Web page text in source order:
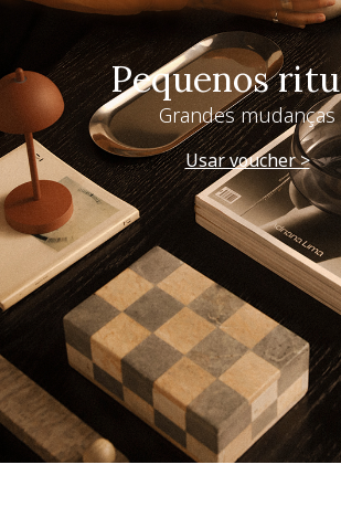
Pequenos
Grandes mudanças
Usar voucher >